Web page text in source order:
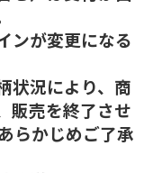
ンが変更になる
状況により、商
販売を終了させ
らかじめご了承